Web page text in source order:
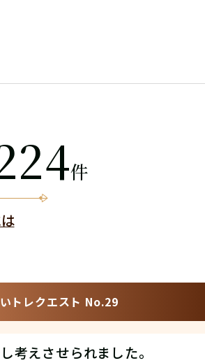
件
トレクエスト No.29
考えさせられました。